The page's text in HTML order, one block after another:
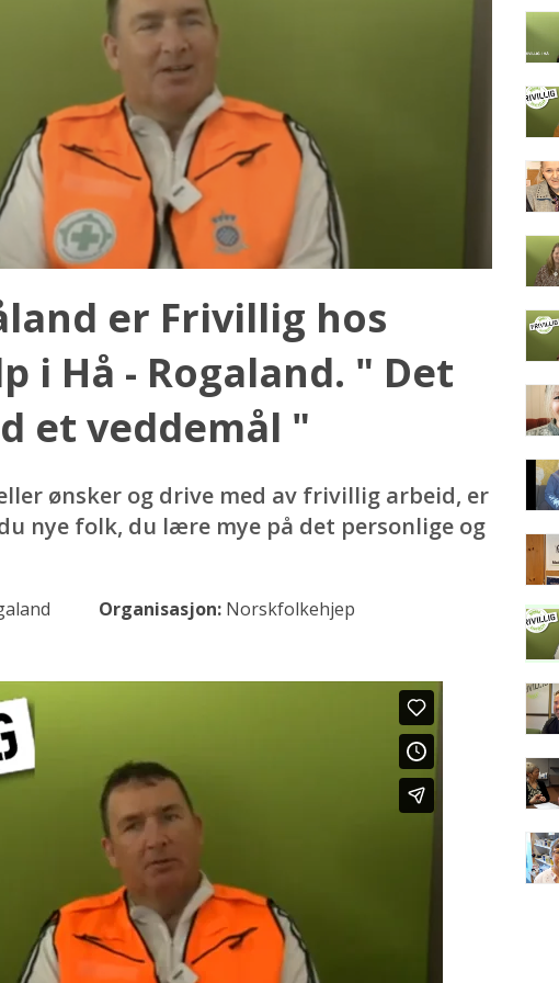
er Frivillig hos
i Hå - Rogaland. " Det
et veddemål "
ønsker og drive med av frivillig arbeid, er
nye folk, du lære mye på det personlige og
Organisasjon: Norskfolkehjep